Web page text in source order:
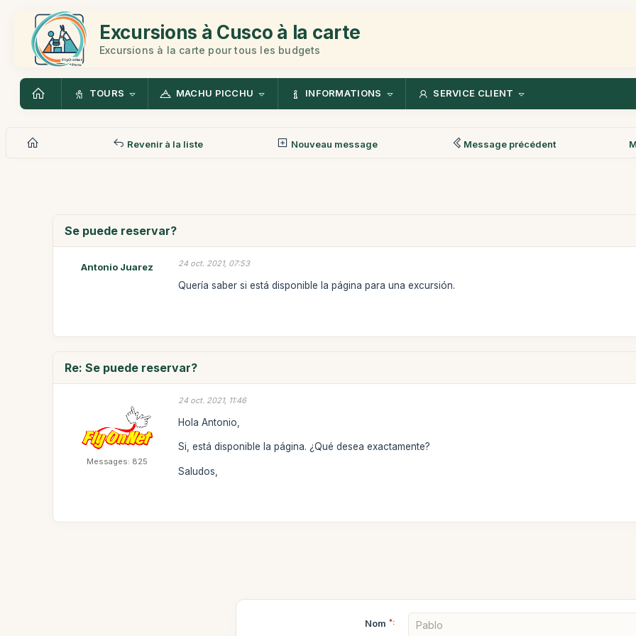
Excursions à Cusco à la carte
Excursions à la carte pour tous les budgets
TOURS MACHU PICCHU INFORMATIONS SERVICE CLIENT
Revenir à la liste Nouveau message Message précédent
Se puede reservar?
Antonio Juarez 24 oct. 2021, 07:53
Quería saber si está disponible la página para una excursión.
Re: Se puede reservar?
Messages: 825
24 oct. 2021, 11:46
Hola Antonio,
Si, está disponible la página. ¿Qué desea exactamente?
Saludos,
Nom *: